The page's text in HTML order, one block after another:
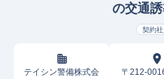
の交通
契約社
テイシン警備株式会
〒212-